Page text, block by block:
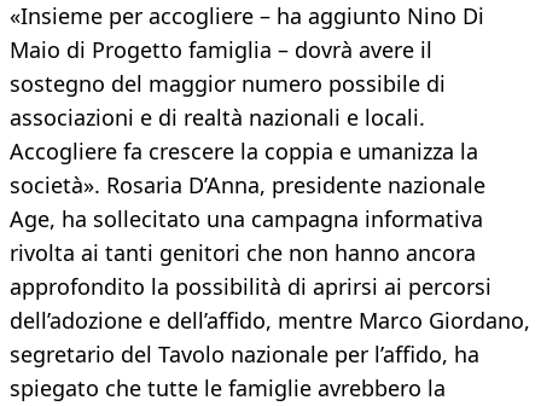
«Insieme per accogliere – ha aggiunto Nino Di
Maio di Progetto famiglia – dovrà avere il
sostegno del maggior numero possibile di
associazioni e di realtà nazionali e locali.
Accogliere fa crescere la coppia e umanizza la
società». Rosaria D’Anna, presidente nazionale
Age, ha sollecitato una campagna informativa
rivolta ai tanti genitori che non hanno ancora
approfondito la possibilità di aprirsi ai percorsi
dell’adozione e dell’affido, mentre Marco Giordano,
segretario del Tavolo nazionale per l’affido, ha
spiegato che tutte le famiglie avrebbero la